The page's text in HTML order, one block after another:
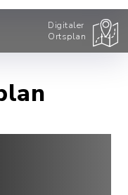
Digitaler
Ortsplan